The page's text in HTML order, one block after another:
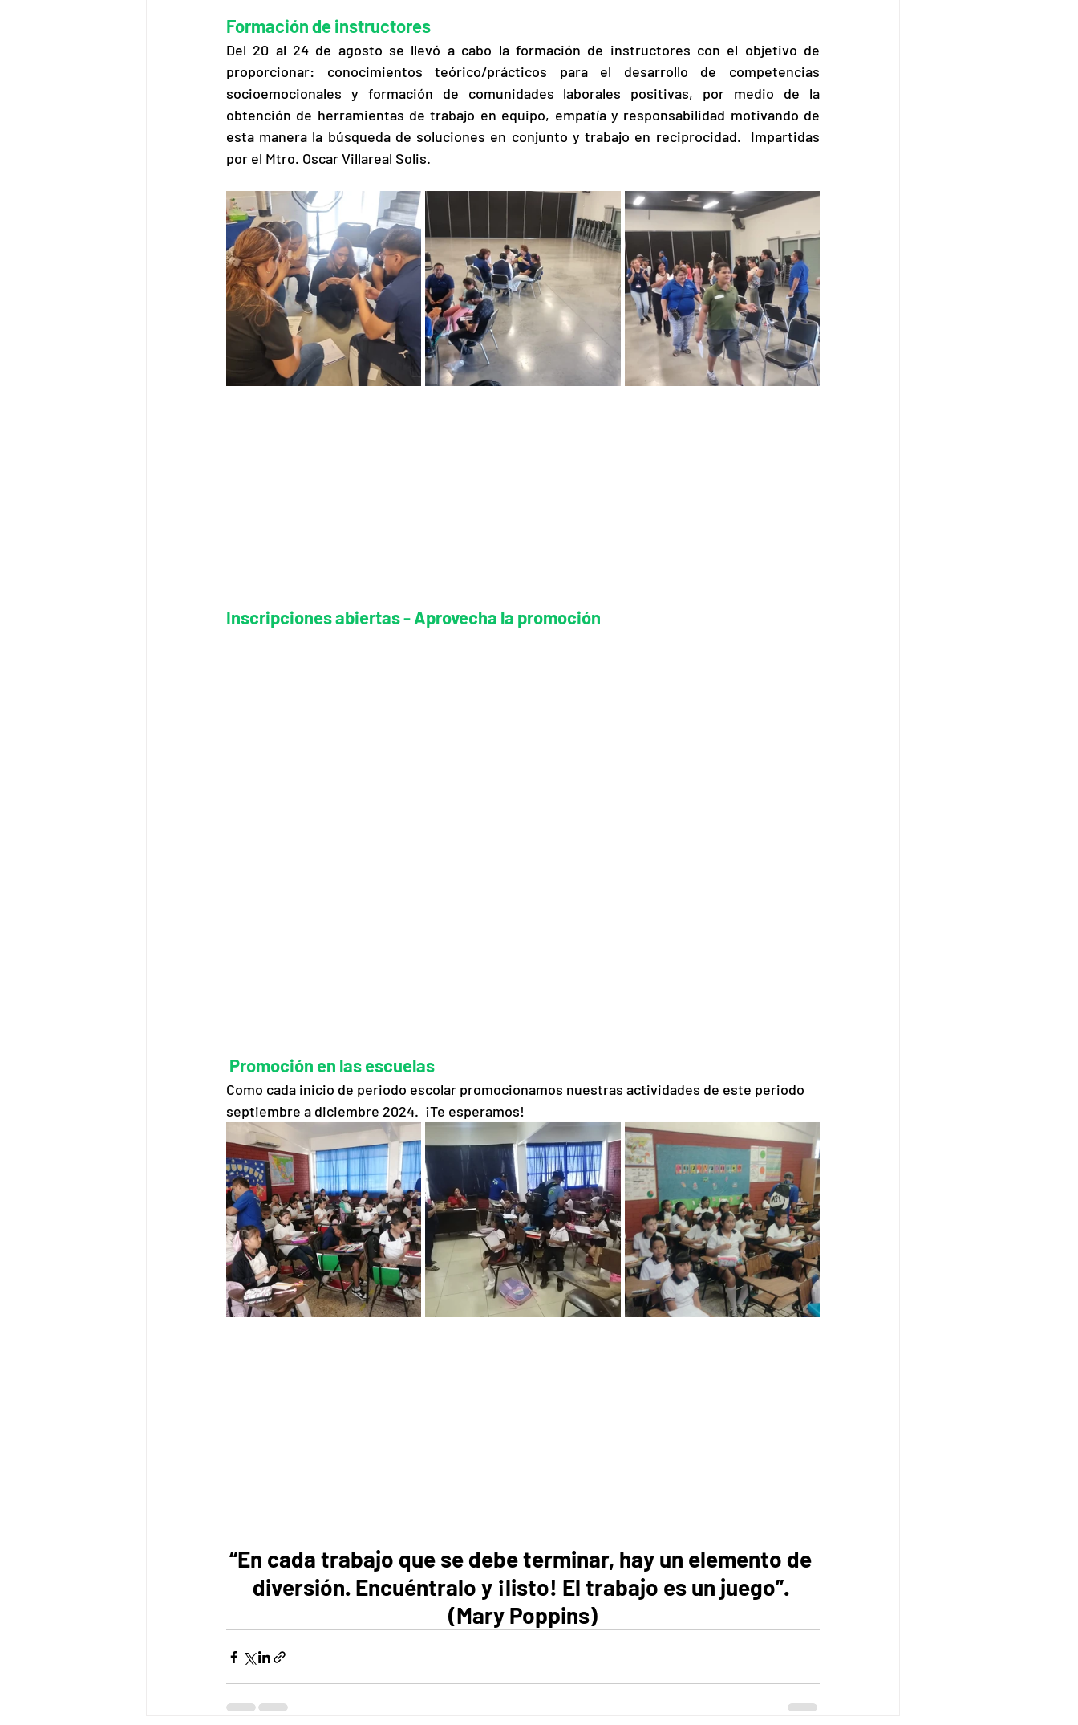
Formación de instructores
Del 20 al 24 de agosto se llevó a cabo la formación de instructores con el objetivo de
proporcionar: conocimientos teórico/prácticos para el desarrollo de competencias
socioemocionales y formación de comunidades laborales positivas, por medio de la
obtención de herramientas de trabajo en equipo, empatía y responsabilidad motivando de
esta manera la búsqueda de soluciones en conjunto y trabajo en reciprocidad.  Impartidas
por el Mtro. Oscar Villareal Solis.
Inscripciones abiertas - Aprovecha la promoción
Promoción en las escuelas
Como cada inicio de periodo escolar promocionamos nuestras actividades de este periodo
septiembre a diciembre 2024.  ¡Te esperamos!
“En cada trabajo que se debe terminar, hay un elemento de
diversión. Encuéntralo y ¡listo! El trabajo es un juego”.
(Mary Poppins)